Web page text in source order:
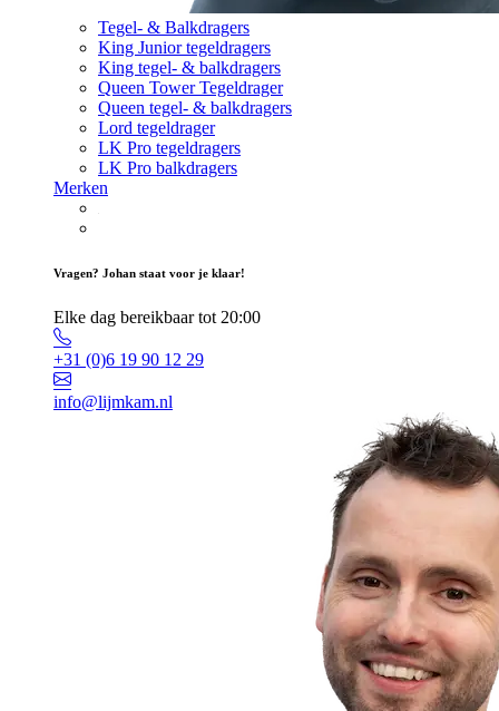
Tegel- & Balkdragers
King Junior tegeldragers
King tegel- & balkdragers
Queen Tower Tegeldrager
Queen tegel- & balkdragers
Lord tegeldrager
LK Pro tegeldragers
LK Pro balkdragers
Merken
Vragen? Johan staat voor je klaar!
Elke dag bereikbaar tot 20:00
+31 (0)6 19 90 12 29
info@lijmkam.nl